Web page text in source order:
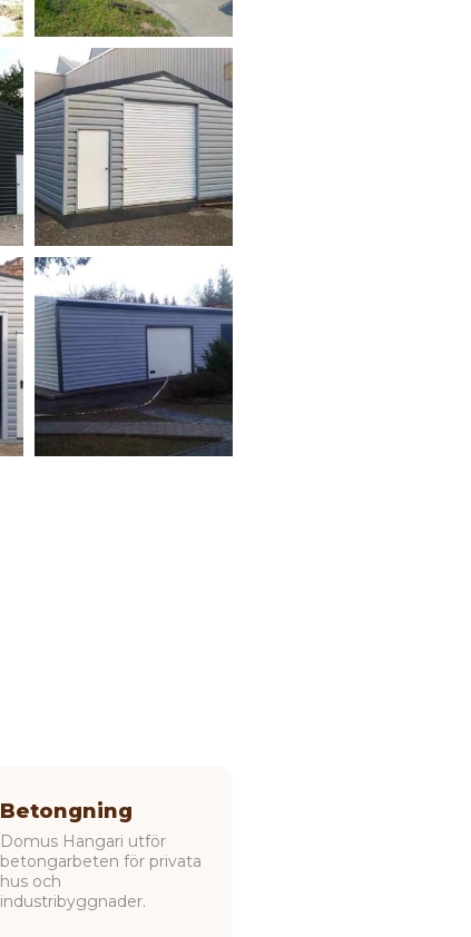
Betongning
Domus Hangari utför
betongarbeten för privata
hus och
industribyggnader.